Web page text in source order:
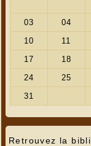
Retrouvez la